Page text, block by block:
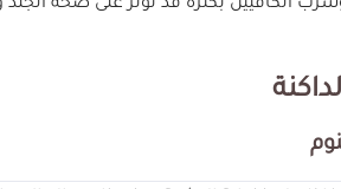
وشرب الكافيين بكثرة قد تؤثر على صحة